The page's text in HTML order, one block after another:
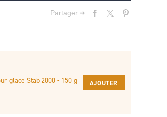
Partager ➔
glace Stab 2000 - 150 g
AJOUTER